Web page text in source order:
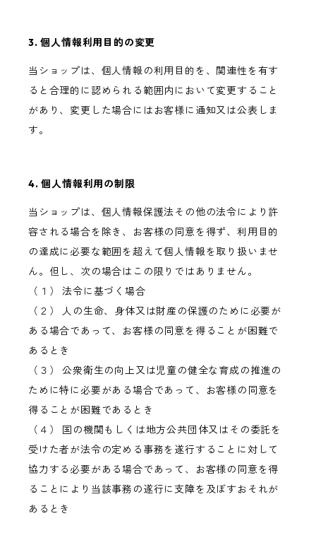
3. 個人情報利用目的の変更
当ショップは、個人情報の利用目的を、関連性を有す
ると合理的に認められる範囲内において変更すること
があり、変更した場合にはお客様に通知又は公表しま
す。
4. 個人情報利用の制限
当ショップは、個人情報保護法その他の法令により許
容される場合を除き、お客様の同意を得ず、利用目的
の達成に必要な範囲を超えて個人情報を取り扱いませ
ん。但し、次の場合はこの限りではありません。
（１） 法令に基づく場合
（２） 人の生命、身体又は財産の保護のために必要が
ある場合であって、お客様の同意を得ることが困難で
あるとき
（３） 公衆衛生の向上又は児童の健全な育成の推進の
ために特に必要がある場合であって、お客様の同意を
得ることが困難であるとき
（４） 国の機関もしくは地方公共団体又はその委託を
受けた者が法令の定める事務を遂行することに対して
協力する必要がある場合であって、お客様の同意を得
ることにより当該事務の遂行に支障を及ぼすおそれが
あるとき